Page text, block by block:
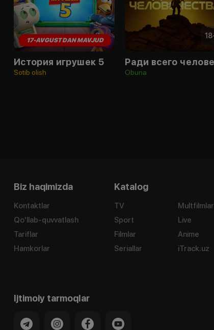
6+
17-AVGUST DAN MAVJUD
История игрушек 5
Sotib olish
18
Obuna
Biz haqimizda
Kontaktlar
Qo'llab-quvvatlash
Tariflar
Hamkorlar
Katalog
TV
Sport
Filmlar
Seriallar
Multfilmlar
Live
Anime
iTrack.uz
Ijtimoiy tarmoqlar